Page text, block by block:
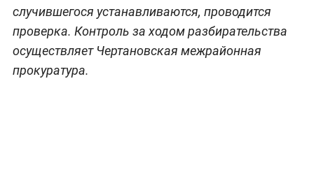
случившегося устанавливаются, проводится
проверка. Контроль за ходом разбирательства
осуществляет Чертановская межрайонная
прокуратура.